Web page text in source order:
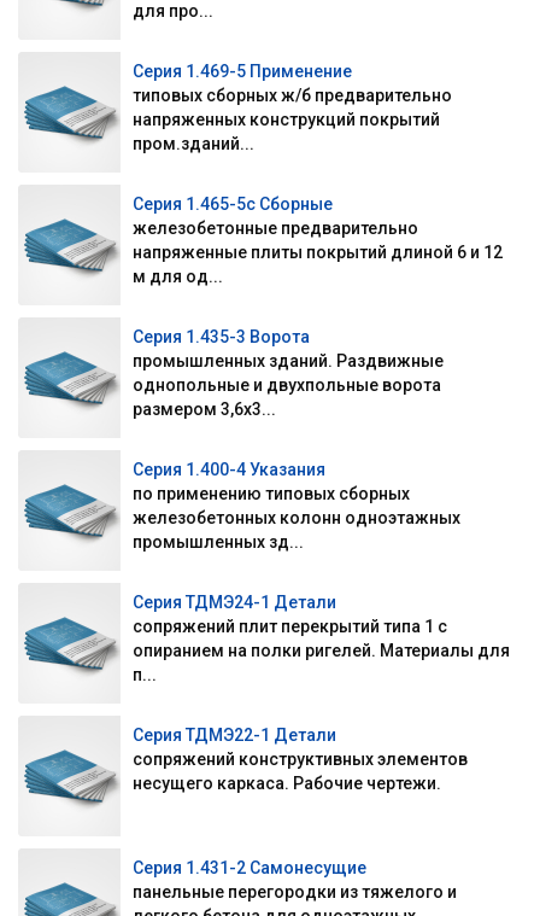
для про...
Серия 1.469-5 Применение
типовых сборных ж/б предварительно
напряженных конструкций покрытий
пром.зданий...
Серия 1.465-5с Сборные
железобетонные предварительно
напряженные плиты покрытий длиной 6 и 12
м для од...
Серия 1.435-3 Ворота
промышленных зданий. Раздвижные
однопольные и двухпольные ворота
размером 3,6х3...
Серия 1.400-4 Указания
по применению типовых сборных
железобетонных колонн одноэтажных
промышленных зд...
Серия ТДМЭ24-1 Детали
сопряжений плит перекрытий типа 1 с
опиранием на полки ригелей. Материалы для
п...
Серия ТДМЭ22-1 Детали
сопряжений конструктивных элементов
несущего каркаса. Рабочие чертежи.
Серия 1.431-2 Самонесущие
панельные перегородки из тяжелого и